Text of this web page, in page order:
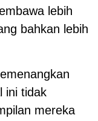
lebih
bahkan lebih
ini tidak
mereka